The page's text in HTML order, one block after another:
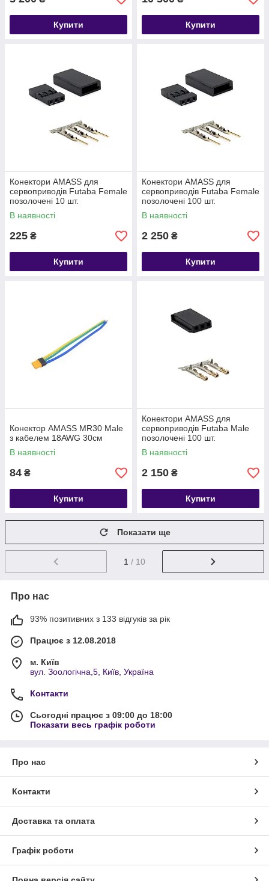
Купити Купити
Конектори AMASS для
сервоприводів Futaba Female
позолочені 10 шт.
В наявності
225 ₴
Купити
Конектори AMASS для
сервоприводів Futaba Female
позолочені 100 шт.
В наявності
2 250 ₴
Купити
Конектор AMASS MR30 Male
з кабелем 18AWG 30см
В наявності
84 ₴
Купити
Конектори AMASS для
сервоприводів Futaba Male
позолочені 100 шт.
В наявності
2 150 ₴
Купити
Показати ще
1 / 10
Про нас
93% позитивних з 133 відгуків за рік
Працює з 12.08.2018
м. Київ
вул. Зоологічна,5, Київ, Україна
Контакти
Сьогодні працює з 09:00 до 18:00
Показати весь графік роботи
Про нас
Контакти
Доставка та оплата
Графік роботи